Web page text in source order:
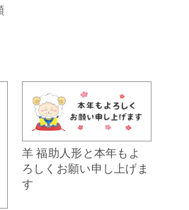
羊 福助人形と本年もよ
ろしくお願い申し上げま
す